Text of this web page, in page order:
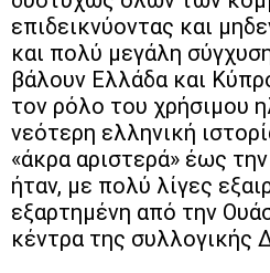
επιδεικνύοντας και
και πολύ μεγάλη
βάλουν Ελλάδα και
τον ρόλο του χρήσιμου
νεότερη ελληνική
«άκρα αριστερά» έως
ήταν, με πολύ λίγες
εξαρτημένη από την
κέντρα της συλλογικής